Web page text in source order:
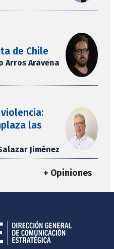
de Chile
Arros Aravena
las
Jiménez
+ Opiniones